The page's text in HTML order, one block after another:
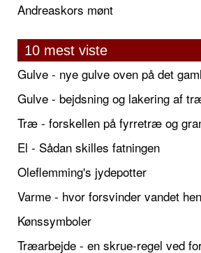
Andreaskors mønt
10 mest viste
Gulve - nye gulve oven på det
Gulve - bejdsning og lakering af
Træ - forskellen på fyrretræ og
El - Sådan skilles fatningen
Oleflemming's jydepotter
Varme - hvor forsvinder vandet hen
Kønssymboler
Træarbejde - en skrue-regel ved